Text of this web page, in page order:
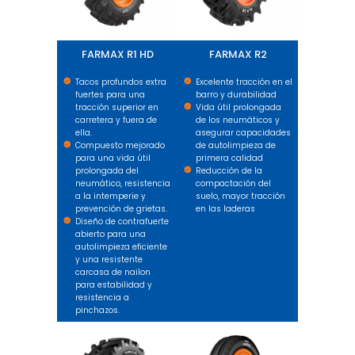
FARMAX R1 HD
Tacos profundos extra
fuertes para una
tracción superior en
carretera y fuera de
ella.
Compuesto mejorado
para una vida útil
prolongada del
neumático, resistencia
a la intemperie y
prevención de grietas.
Diseño de contrafuerte
abierto para una
autolimpieza eficiente
y una resistente
carcasa de nailon
para estabilidad y
resistencia a
pinchazos.
FARMAX R2
Excelente tracción en el
barro y durabilidad
Vida útil prolongada
de los neumáticos y
asegurar capacidades
de autolimpieza de
primera calidad
Reducción de la
compactación del
suelo, mayor tracción
en las laderas